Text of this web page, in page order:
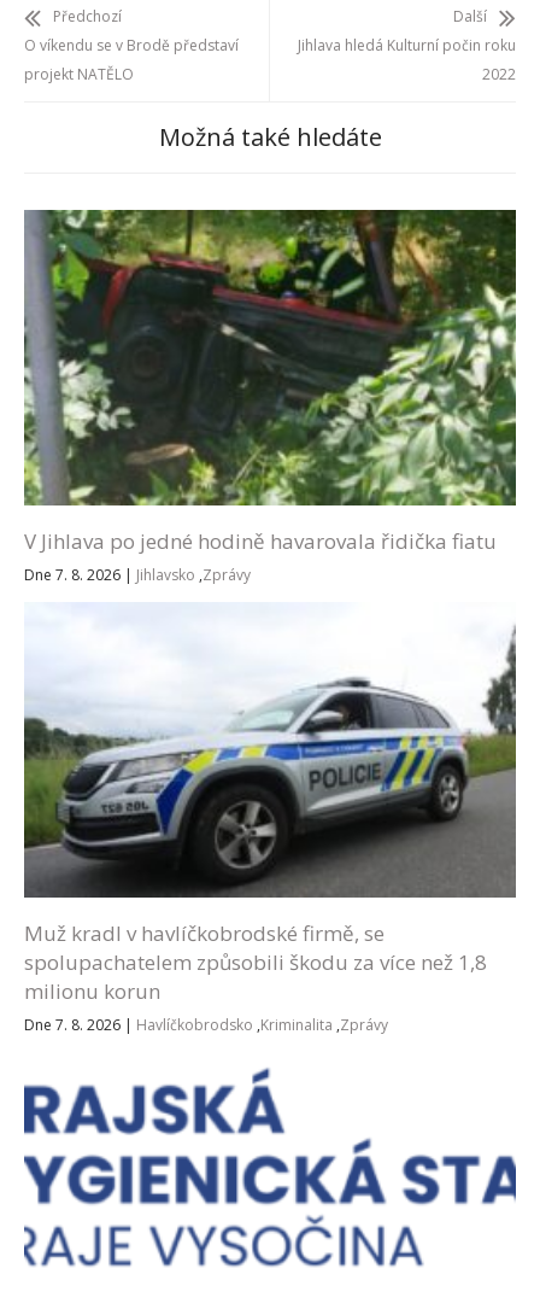
Předchozí
O víkendu se v Brodě představí
projekt NATĚLO
Další
Jihlava hledá Kulturní počin roku
2022
Možná také hledáte
V Jihlava po jedné hodině havarovala řidička fiatu
Dne 7. 8. 2026 | Jihlavsko ,Zprávy
Muž kradl v havlíčkobrodské firmě, se
spolupachatelem způsobili škodu za více než 1,8
milionu korun
Dne 7. 8. 2026 | Havlíčkobrodsko ,Kriminalita ,Zprávy